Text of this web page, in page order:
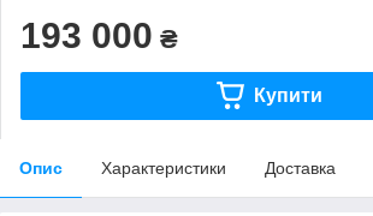
193 000 ₴
Купити
Опис Характеристики Доставка